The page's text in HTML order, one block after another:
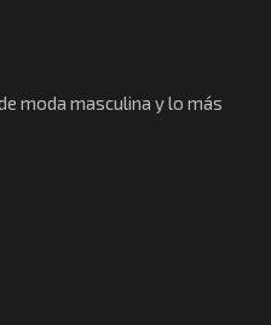
moda masculina y lo más